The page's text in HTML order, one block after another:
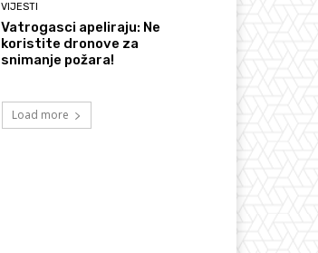
VIJESTI
Vatrogasci apeliraju: Ne
koristite dronove za
snimanje požara!
Load more